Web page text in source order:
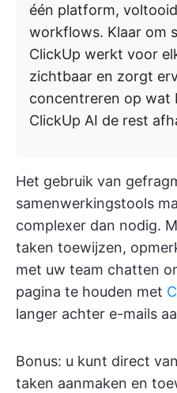
één platform,
workflows. Klaar om
ClickUp werkt voor
zichtbaar en zorgt
concentreren op wat
ClickUp AI de rest
Het gebruik van
samenwerkingstools
complexer dan nodig.
taken toewijzen,
met uw team chatten
pagina te houden met
langer achter e-mails
Bonus: u kunt direct
taken aanmaken en